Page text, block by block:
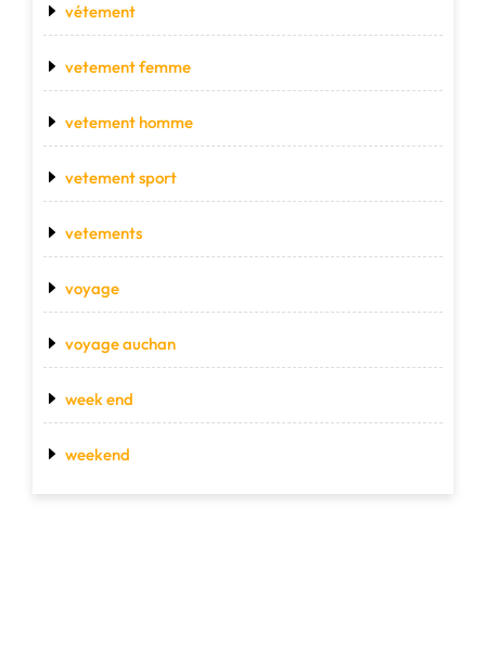
vétement
vetement femme
vetement homme
vetement sport
vetements
voyage
voyage auchan
week end
weekend